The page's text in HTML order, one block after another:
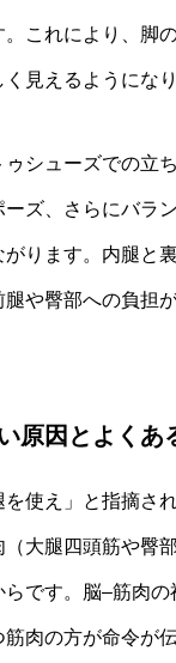
。これにより、脚
見えるようになり
ゥシューズでの立
ーズ、さらにバラ
がります。内腿と
腿や臀部への負担
原因とよくあ
使え」と指摘さ
大腿四頭筋や臀
です。脳–筋肉
筋肉の方が命令が